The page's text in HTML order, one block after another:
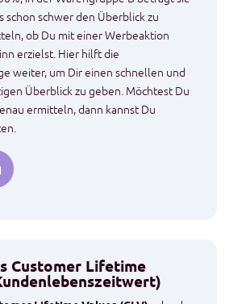
schon schwer den Überblick zu
ob Du mit einer Werbeaktion
erzielst. Hier hilft die
weiter, um Dir einen schnellen und
Überblick zu geben. Möchtest Du
ermitteln, dann kannst Du
Customer Lifetime